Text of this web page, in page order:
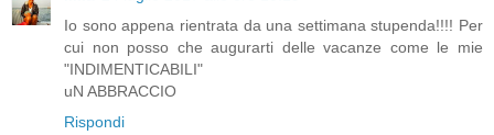
Io sono appena rientrata da una settimana stupenda!!!! Per
cui non posso che augurarti delle vacanze come le mie
"INDIMENTICABILI"
uN ABBRACCIO
Rispondi